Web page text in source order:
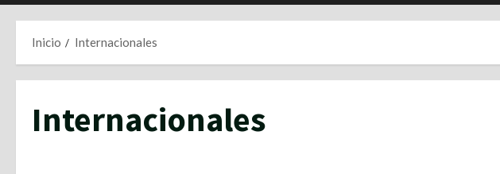
Inicio Internacionales
Internacionales